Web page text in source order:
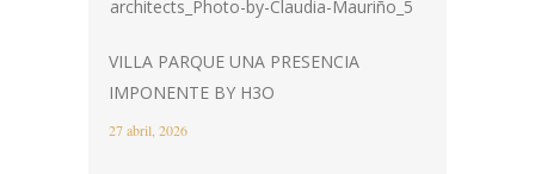
VILLA PARQUE UNA PRESENCIA
IMPONENTE BY H3O
27 abril, 2026